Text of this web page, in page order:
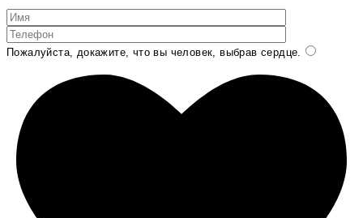
Пожалуйста, докажите, что вы человек, выбрав сердце.